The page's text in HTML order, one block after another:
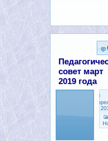
совет март
2019 года
8,